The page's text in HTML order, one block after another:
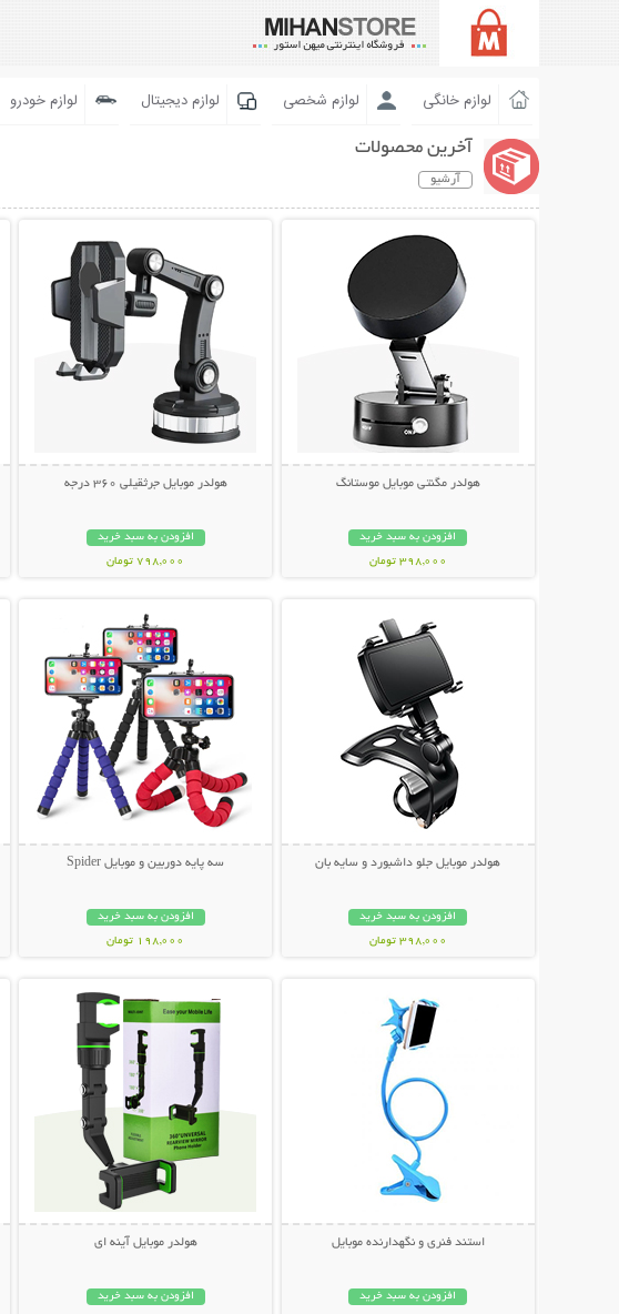
لوازم خانگی لوازم شخصی لوازم دیجیتال لوازم خودرو
آخرین محصولات
آرشیو
هولدر مگنتی موبایل موستانگ
افزودن به سبد خرید
398,000 تومان
هولدر موبایل جرثقیلی 360 درجه
افزودن به سبد خرید
798,000 تومان
هولدر موبایل جلو داشبورد و سایه بان
افزودن به سبد خرید
398,000 تومان
سه پایه دوربین و موبایل Spider
افزودن به سبد خرید
198,000 تومان
استند فنری و نگهدارنده موبایل
افزودن به سبد خرید
هولدر موبایل آینه ای
افزودن به سبد خرید